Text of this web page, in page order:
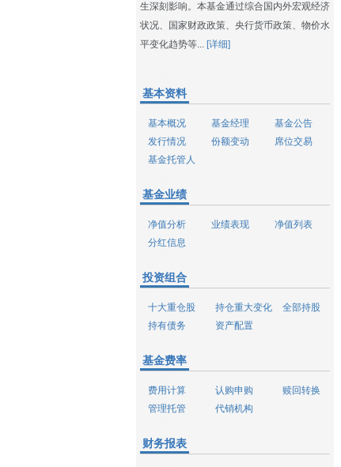
生深刻影响。本基金通过综合国内外宏观经济
状况、国家财政政策、央行货币政策、物价水
平变化趋势等... [详细]
基本资料
基本概况 基金经理
基金公告
发行情况
份额变动
席位交易
基金托管人
基金业绩
净值分析 业绩表现
净值列表
分红信息
投资组合
十大重仓股 持仓重大变化
全部持股
持有债务
资产配置
基金费率
费用计算 认购申购
赎回转换
管理托管
代销机构
财务报表